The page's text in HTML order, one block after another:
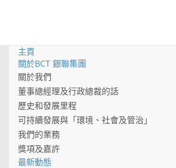
主頁
關於BCT 銀聯集團
關於我們
董事總經理及行政總裁的話
歷史和發展里程
可持續發展與「環境、社會及管治」
我們的業務
獎項及嘉許
最新動態